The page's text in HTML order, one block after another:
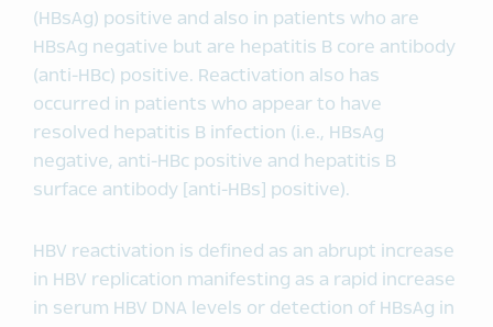
(HBsAg) positive and also in patients who are
HBsAg negative but are hepatitis B core antibody
(anti-HBc) positive. Reactivation also has
occurred in patients who appear to have
resolved hepatitis B infection (i.e., HBsAg
negative, anti-HBc positive and hepatitis B
surface antibody [anti-HBs] positive).
HBV reactivation is defined as an abrupt increase
in HBV replication manifesting as a rapid increase
in serum HBV DNA levels or detection of HBsAg in